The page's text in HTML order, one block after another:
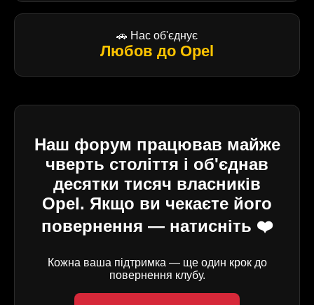
🚗 Нас об'єднує
Любов до Opel
Наш форум працював майже
чверть століття і об'єднав
десятки тисяч власників
Opel. Якщо ви чекаєте його
повернення — натисніть ❤️
Кожна ваша підтримка — ще один крок до
повернення клубу.